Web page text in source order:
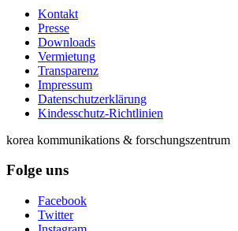
Kontakt
Presse
Downloads
Vermietung
Transparenz
Impressum
Datenschutzerklärung
Kindesschutz-Richtlinien
korea kommunikations & forschungszentrum
Folge uns
Facebook
Twitter